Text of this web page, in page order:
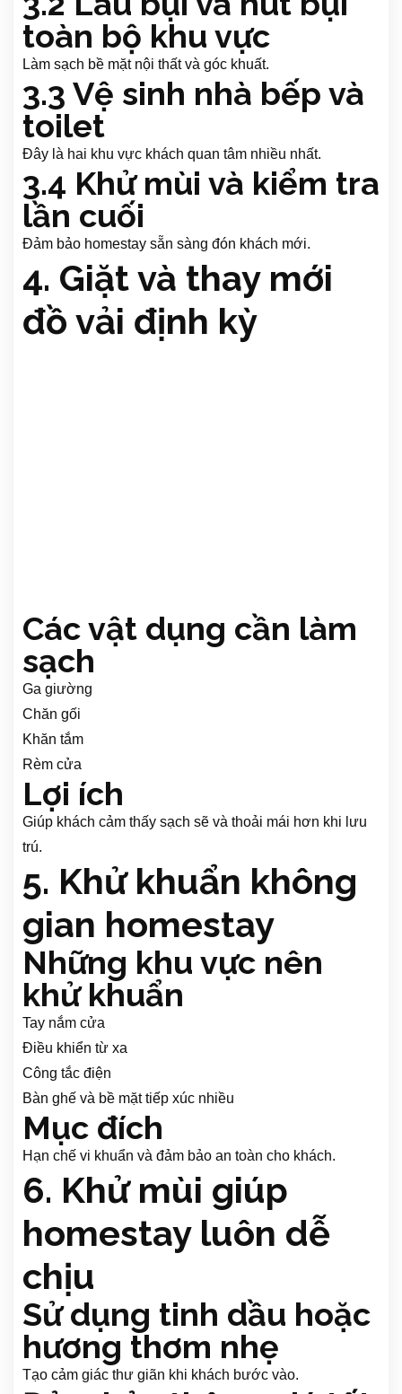
toàn bộ khu vực
Làm sạch bề mặt nội thất và góc khuất.
3.3 Vệ sinh nhà bếp và
toilet
Đây là hai khu vực khách quan tâm nhiều nhất.
3.4 Khử mùi và kiểm tra
lần cuối
Đảm bảo homestay sẵn sàng đón khách mới.
4. Giặt và thay mới
đồ vải định kỳ
Các vật dụng cần làm
sạch
Ga giường
Chăn gối
Khăn tắm
Rèm cửa
Lợi ích
Giúp khách cảm thấy sạch sẽ và thoải mái hơn khi lưu
trú.
5. Khử khuẩn không
gian homestay
Những khu vực nên
khử khuẩn
Tay nắm cửa
Điều khiển từ xa
Công tắc điện
Bàn ghế và bề mặt tiếp xúc nhiều
Mục đích
Hạn chế vi khuẩn và đảm bảo an toàn cho khách.
6. Khử mùi giúp
homestay luôn dễ
chịu
Sử dụng tinh dầu hoặc
hương thơm nhẹ
Tạo cảm giác thư giãn khi khách bước vào.